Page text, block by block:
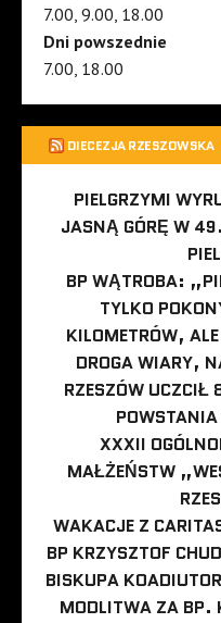
7.00, 9.00, 18.00
Dni powszednie
7.00, 18.00
DIECEZJA RZESZOWSKA
PIELGRZYMI
JASNĄ GÓRĘ W
BP WĄTROBA:
TYLKO
KILOMETRÓW,
DROGA WIARY,
RZESZÓW UCZCIŁ
XXXII
MAŁŻEŃSTW
WAKACJE Z
BP KRZYSZTOF
BISKUPA
MODLITWA ZA BP.